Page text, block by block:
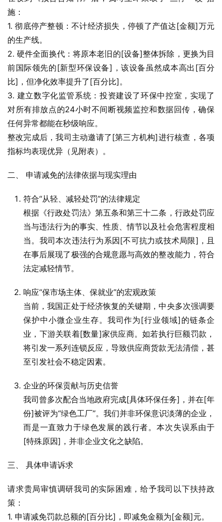
施：
1. 彻底停产整顿：不计经济损失，停顿了产值达[金额]万元
的生产线。
2. 硬件全面换代：将原本老旧的[设备]整体拆除，更换为目
前国际领先的[新型环保设备]，该设备虽然成本高出[百分
比]，但净化效率提升了[百分比]。
3. 建立数字化监管系统：投资建设了环保中控室，实现了
对所有排放点的24小时不间断视频监控和数据回传，确保
任何异常都能在秒级响应。
整改完成后，我司主动邀请了[第三方机构]进行核查，各项
指标均表现优异（见附表）。
二、 申请减免的法律依据与现实理由
符合“从轻、减轻处罚”的法律规定
根据《行政处罚法》第五条和第三十二条，行政处罚应
当与违法行为的事实、性质、情节以及社会危害程度相
当。我司本次违法行为系因[不可抗力或技术局限]，且
在事后展现了极强的合规意愿与高效的整改能力，符合
法定减轻情节。
响应“保市场主体、保就业”的宏观政策
当前，我国正处于经济恢复的关键期，中央多次强调要
保护中小微企业生存。我司作为[行业领域]的链条企
业，下游关联着[数量]家供应商。如若执行巨额罚款，
将引发一系列连锁反应，导致供应商货款无法清偿，甚
至引发社会不稳定因素。
企业的环保贡献与历史信誉
我司曾多次配合当地政府完成[具体环保任务]，并在[年
份]被评为“绿色工厂”。我们并非环保意识淡薄的企业，
而是一直致力于绿色发展的践行者。本次失误系由于
[特殊原因]，并非企业文化之缺陷。
三、 具体申请诉求
请求贵局审慎调研我司的实际困难，给予我司以下扶持政
策：
1. 申请减免罚款总额的[百分比]，即减免金额为[金额]元。